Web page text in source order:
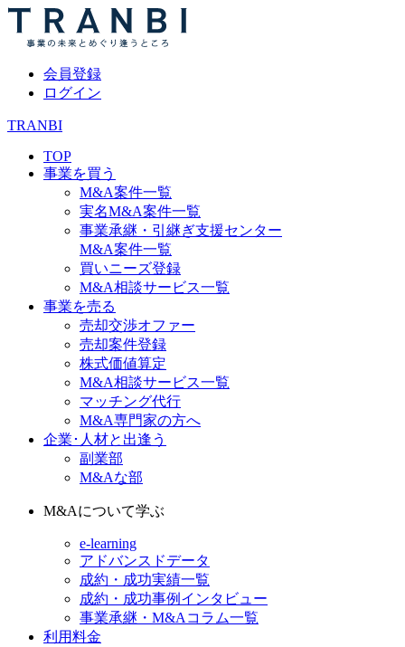
会員登録
ログイン
TRANBI
TOP
事業を買う
M&A案件一覧
実名M&A案件一覧
事業承継・引継ぎ支援センター
M&A案件一覧
買いニーズ登録
M&A相談サービス一覧
事業を売る
売却交渉オファー
売却案件登録
株式価値算定
M&A相談サービス一覧
マッチング代行
M&A専門家の方へ
企業･人材と出逢う
副業部
M&Aな部
M&Aについて学ぶ
e-learning
アドバンスドデータ
成約・成功実績一覧
成約・成功事例インタビュー
事業承継・M&Aコラム一覧
利用料金